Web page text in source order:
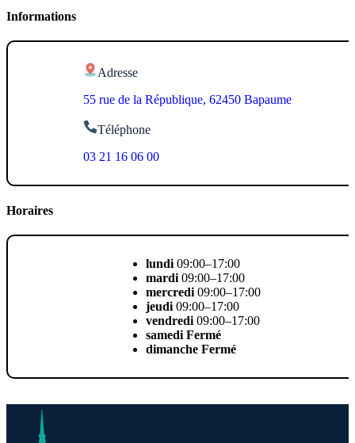
Informations
Adresse
55 rue de la République, 62450 Bapaume
Téléphone
03 21 16 06 00
Horaires
lundi09:00–17:00
mardi09:00–17:00
mercredi09:00–17:00
jeudi09:00–17:00
vendredi09:00–17:00
samedi Fermé
dimanche Fermé